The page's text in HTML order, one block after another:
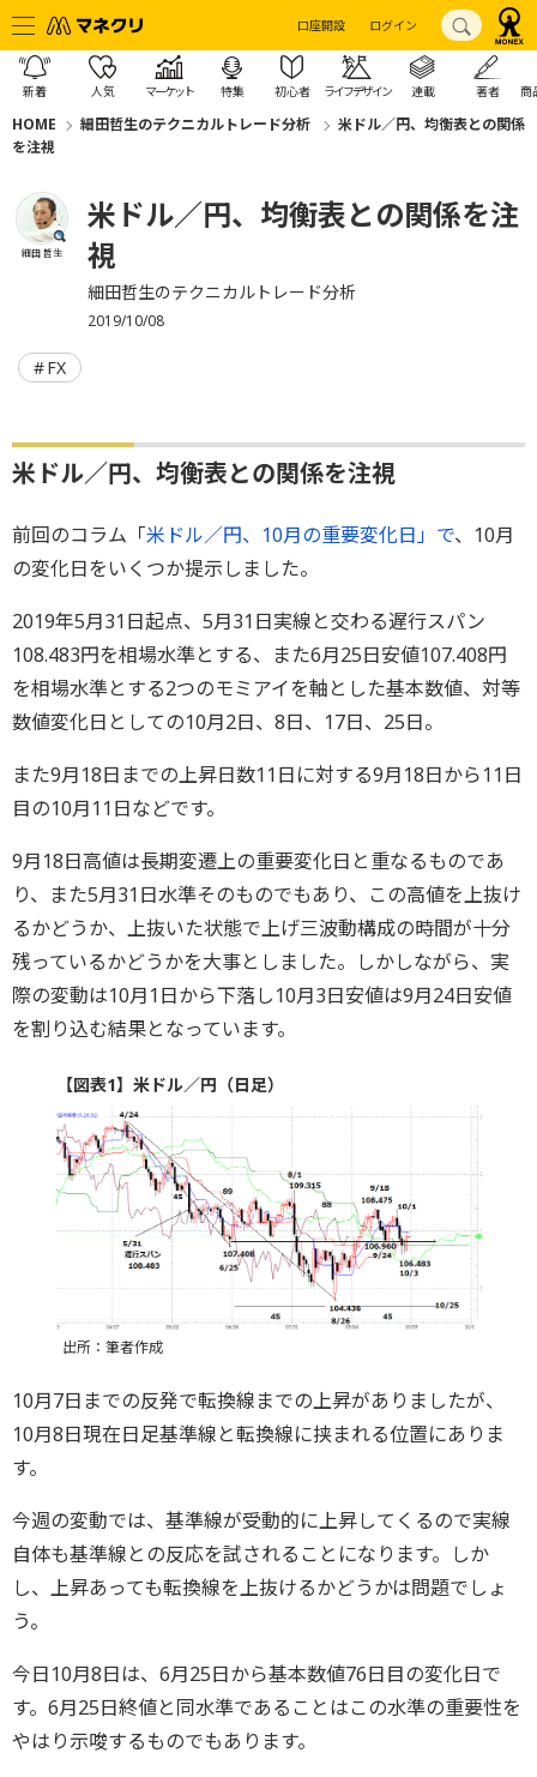
口座開設 ログイン
新着 人気 マーケット 特集 初心者 ライフデザイン 連載 著者 商
HOME 細田哲生のテクニカルトレード分析
米ドル／円、均衡表との関係
を注視
細田 哲生
米ドル／円、均衡表との関係を注
視
細田哲生のテクニカルトレード分析
2019/10/08
FX
米ドル／円、均衡表との関係を注視
前回のコラム「米ドル／円、10月の重要変化日」で、10月
の変化日をいくつか提示しました。
2019年5月31日起点、5月31日実線と交わる遅行スパン
108.483円を相場水準とする、また6月25日安値107.408円
を相場水準とする2つのモミアイを軸とした基本数値、対等
数値変化日としての10月2日、8日、17日、25日。
また9月18日までの上昇日数11日に対する9月18日から11日
目の10月11日などです。
9月18日高値は長期変遷上の重要変化日と重なるものであ
り、また5月31日水準そのものでもあり、この高値を上抜け
るかどうか、上抜いた状態で上げ三波動構成の時間が十分
残っているかどうかを大事としました。しかしながら、実
際の変動は10月1日から下落し10月3日安値は9月24日安値
を割り込む結果となっています。
【図表1】米ドル／円（日足）
出所：筆者作成
10月7日までの反発で転換線までの上昇がありましたが、
10月8日現在日足基準線と転換線に挟まれる位置にありま
す。
今週の変動では、基準線が受動的に上昇してくるので実線
自体も基準線との反応を試されることになります。しか
し、上昇あっても転換線を上抜けるかどうかは問題でしょ
う。
今日10月8日は、6月25日から基本数値76日目の変化日で
す。6月25日終値と同水準であることはこの水準の重要性を
やはり示唆するものでもあります。